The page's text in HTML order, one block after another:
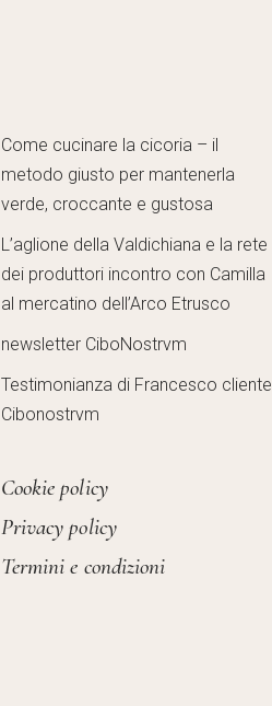
Come cucinare la cicoria – il
metodo giusto per mantenerla
verde, croccante e gustosa
L’aglione della Valdichiana e la rete
dei produttori incontro con Camilla
al mercatino dell’Arco Etrusco
newsletter CiboNostrvm
Testimonianza di Francesco cliente
Cibonostrvm
Cookie policy
Privacy policy
Termini e condizioni